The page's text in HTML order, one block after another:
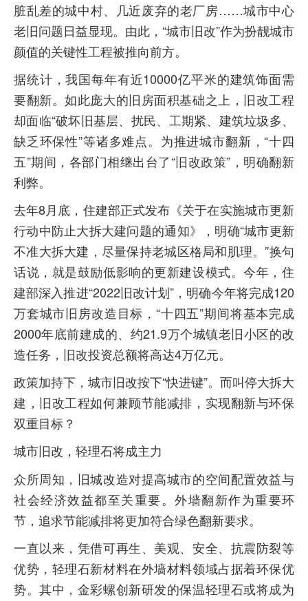
脏乱差的城中村、几近废弃的老厂房……城市中心
老旧问题日益显现。由此，“城市旧改”作为扮靓城市
颜值的关键性工程被推向前方。
据统计，我国每年有近10000亿平米的建筑饰面需
要翻新。如此庞大的旧房面积基础之上，旧改工程
却面临“破坏旧基层、扰民、工期紧、建筑垃圾多、
缺乏环保性”等诸多难点。为推进城市翻新，“十四
五”期间，各部门相继出台了“旧改政策”，明确翻新
利弊。
去年8月底，住建部正式发布《关于在实施城市更新
行动中防止大拆大建问题的通知》，明确“城市更新
不准大拆大建，尽量保持老城区格局和肌理。”换句
话说，就是鼓励低影响的更新建设模式。今年，住
建部深入推进“2022旧改计划”，明确今年将完成120
万套城市旧房改造目标，“十四五”期间将基本完成
2000年底前建成的、约21.9万个城镇老旧小区的改
造任务，旧改投资总额将高达4万亿元。
政策加持下，城市旧改按下“快进键”。而叫停大拆大
建，旧改工程如何兼顾节能减排，实现翻新与环保
双重目标？
城市旧改，轻理石将成主力
众所周知，旧城改造对提高城市的空间配置效益与
社会经济效益都至关重要。外墙翻新作为重要环
节，追求节能减排将更加符合绿色翻新要求。
一直以来，凭借可再生、美观、安全、抗震防裂等
优势，轻理石新材料在外墙材料领域占据着环保优
势。其中，金彩螺创新研发的保温轻理石或将成为